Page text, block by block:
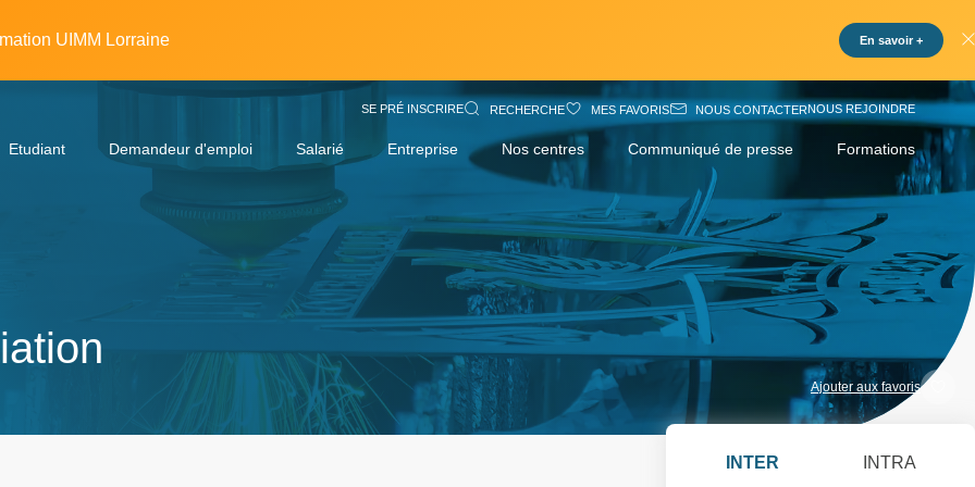
UIMM Lorraine En savoir +
SE PRÉ INSCRIRE RECHERCHE MES FAVORIS NOUS CONTACTERNOUS REJOINDRE
Etudiant Demandeur d'emploi Salarié Entreprise Nos centres Communiqué de presse Formations
Ajouter aux favoris
INTER INTRA